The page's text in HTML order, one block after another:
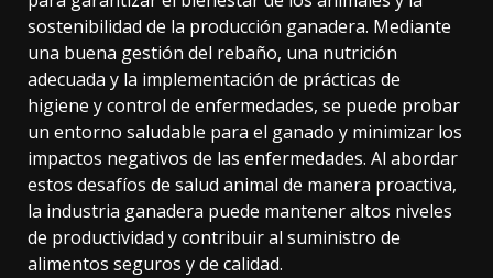
sostenibilidad de la producción ganadera. Mediante
una buena gestión del rebaño, una nutrición
adecuada y la implementación de prácticas de
higiene y control de enfermedades, se puede probar
un entorno saludable para el ganado y minimizar los
impactos negativos de las enfermedades. Al abordar
estos desafíos de salud animal de manera proactiva,
la industria ganadera puede mantener altos niveles
de productividad y contribuir al suministro de
alimentos seguros y de calidad.